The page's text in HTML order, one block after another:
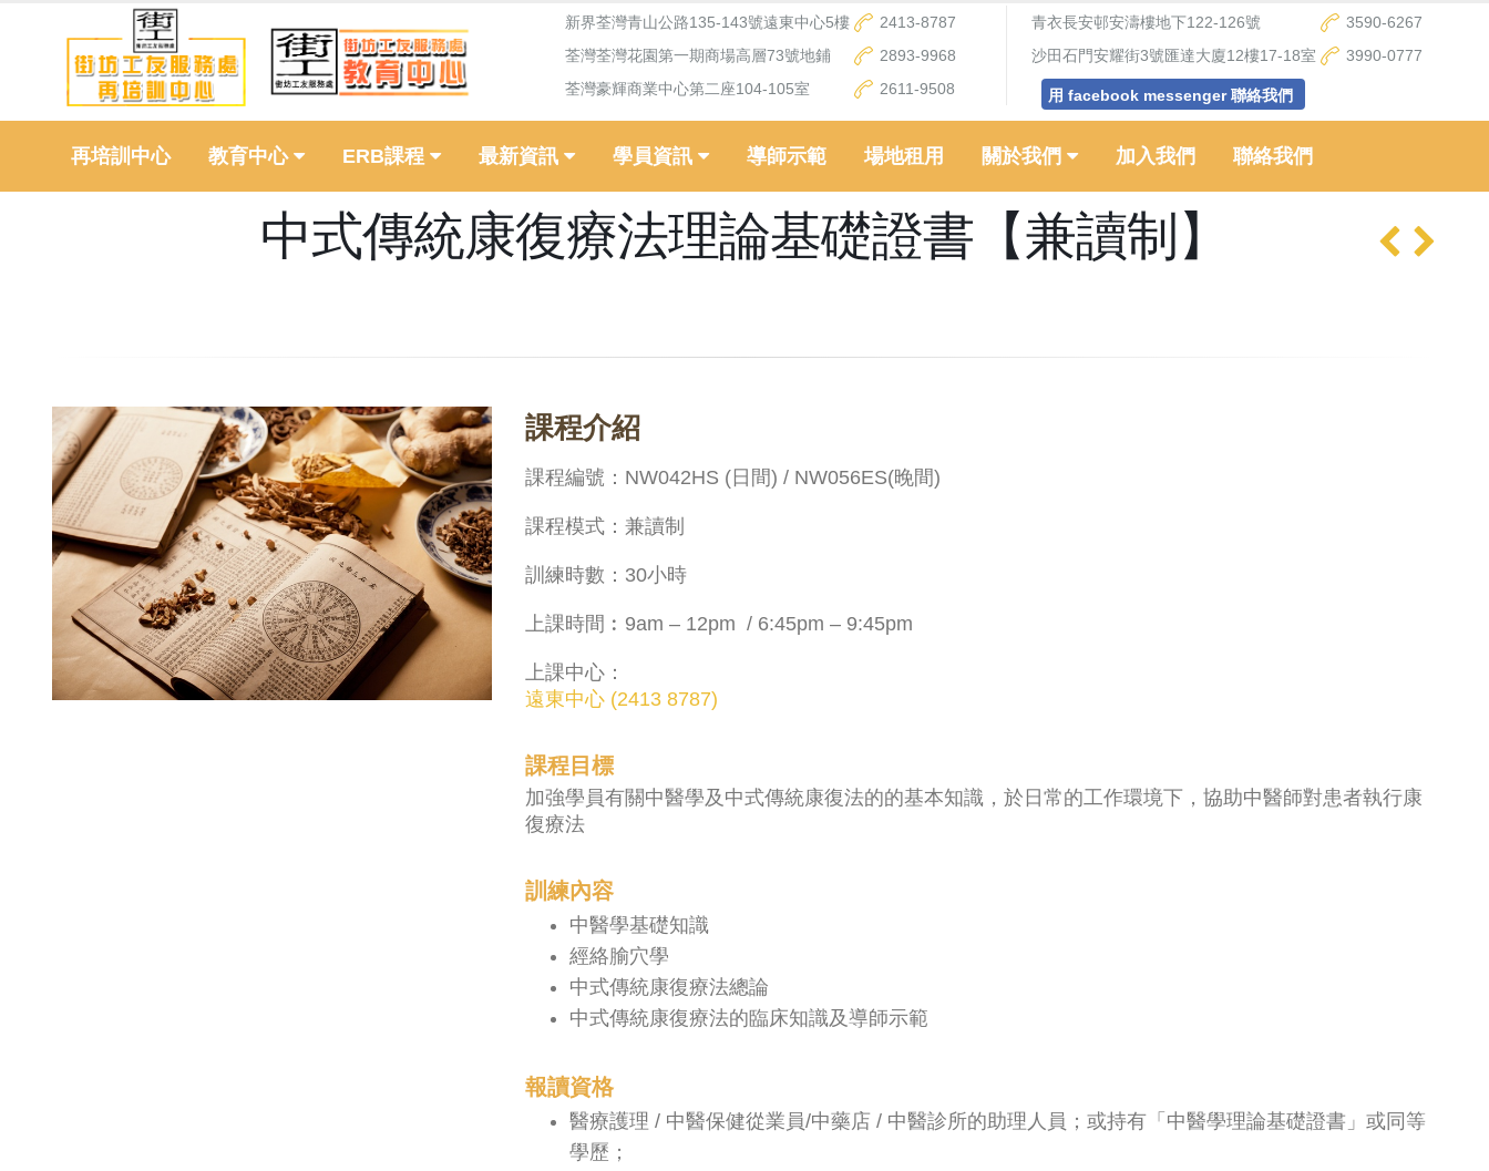
新界荃灣青山公路135-143號遠東中心5樓
2413-8787
荃灣荃灣花園第一期商場高層73號地鋪
2893-9968
荃灣豪輝商業中心第二座104-105室
2611-9508
青衣長安邨安濤樓地下122-126號
3590-6267
沙田石門安耀街3號匯達大廈12樓17-18室
3990-0777
用 facebook messenger 聯絡我們
再培訓中心 教育中心 ERB課程 最新資訊 學員資訊 導師示範 場地租用 關於我們 加入我們 聯絡我們
中式傳統康復療法理論基礎證書【兼讀制】
課程介紹
課程編號：NW042HS (日間) / NW056ES(晚間)
課程模式：兼讀制
訓練時數：30小時
上課時間︰9am – 12pm / 6:45pm – 9:45pm
上課中心：
遠東中心 (2413 8787)
課程目標
加強學員有關中醫學及中式傳統康復法的的基本知識，於日常的工作環境下，協助中醫師對患者執行康
復療法
訓練內容
中醫學基礎知識
經絡腧穴學
中式傳統康復療法總論
中式傳統康復療法的臨床知識及導師示範
報讀資格
醫療護理 / 中醫保健從業員/中藥店 / 中醫診所的助理人員；或持有「中醫學理論基礎證書」或同等
學歷；